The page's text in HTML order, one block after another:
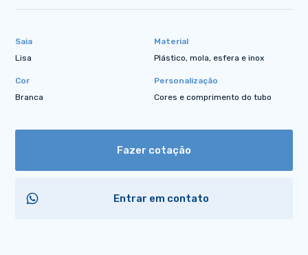
Saia
Lisa
Material
Plástico, mola, esfera e inox
Cor
Branca
Personalização
Cores e comprimento do tubo
Fazer cotação
Entrar em contato